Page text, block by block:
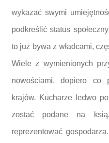
wykazać swymi
podkreślić status
to już bywa z władcami,
Wiele z wymienionych
nowościami, dopiero co
krajów. Kucharze ledwo
zostać podane na
reprezentować